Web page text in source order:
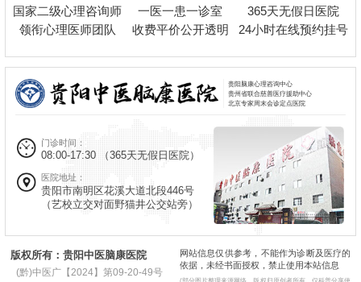
国家二级心理咨询师
领衔心理医师团队
一医一患一诊室
收费平价公开透明
365天无假日医院
24小时在线预约挂号
贵阳脑康心理咨询中心
贵州省联合慈善医疗援助中心
北京专家周末会诊定点医院
门诊时间：
08:00-17:30 （365天无假日医院）
医院地址：
贵阳市南明区花溪大道北段446号
（艺校立交对面野猫井公交站旁）
版权所有：贵阳中医脑康医院
(黔)中医广【2024】第09-20-49号
网站信息仅供参考，不能作为诊断及医疗的
依据，未经书面授权，禁止使用本站信息